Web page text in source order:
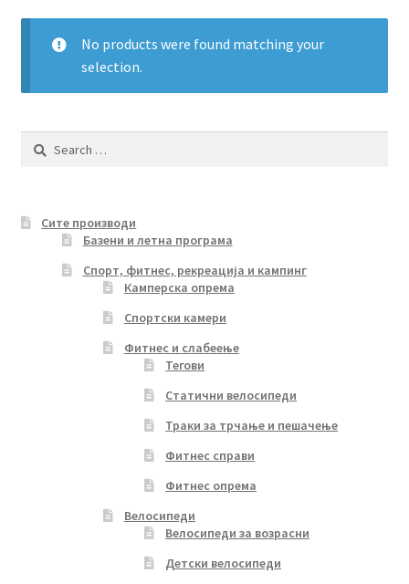
Рекламации и замена на производ
Услови за користење
No products were found matching your
selection.
Search
Сите производи
Базени и летна програма
Спорт, фитнес, рекреација и кампинг
Камперска опрема
Спортски камери
Фитнес и слабеење
Тегови
Статични велосипеди
Траки за трчање и пешачење
Фитнес справи
Фитнес опрема
Велосипеди
Велосипеди за возрасни
Детски велосипеди